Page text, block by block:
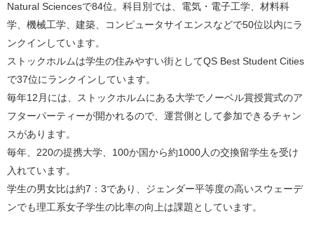
Natural Sciencesで84位。科目別では、電気・電子工学、材料科
学、機械工学、建築、コンピュータサイエンスなどで50位以内にラ
ンクインしています。
ストックホルムは学生の住みやすい街としてQS Best Student Cities
で37位にランクインしています。
毎年12月には、ストックホルムにある大学でノーベル賞授賞式のア
フターパーティーが開かれるので、運営側として参加できるチャン
スがあります。
毎年、220の提携大学、100か国から約1000人の交換留学生を受け
入れています。
学生の男女比は約7：3であり、ジェンダー平等度の高いスウェーデ
ンでも理工系女子学生の比率の向上は課題としています。